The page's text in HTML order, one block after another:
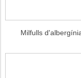
Milfulls